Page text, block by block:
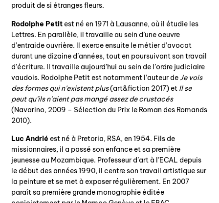
produit de si étranges fleurs.
Rodolphe Petitest né en 1971 à Lausanne, où il étudie les
Lettres. En parallèle, il travaille au sein d’une oeuvre
d’entraide ouvrière. Il exerce ensuite le métier d’avocat
durant une dizaine d’années, tout en poursuivant son travail
d’écriture. Il travaille aujourd’hui au sein de l’ordre judiciaire
vaudois. Rodolphe Petit est notamment l’auteur deJe vois
des formes qui n’existent plus(art&fiction 2017) etIl se
peut qu’ils n’aient pas mangé assez de crustacés
(Navarino, 2009 – Sélection du Prix le Roman des Romands
2010).
Luc Andrié est né à Pretoria, RSA, en 1954. Fils de
missionnaires, il a passé son enfance et sa première
jeunesse au Mozambique. Professeur d’art à l’ECAL depuis
le début des années 1990, il centre son travail artistique sur
la peinture et se met à exposer régulièrement. En 2007
paraît sa première grande monographie éditée